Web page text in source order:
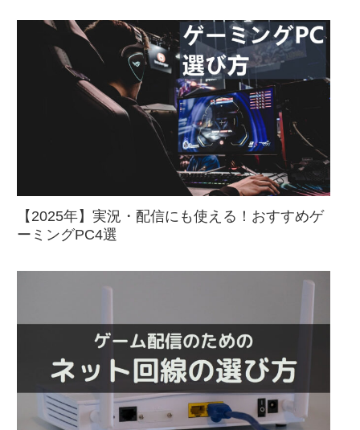
【2025年】実況・配信にも使える！おすすめゲ
ーミングPC4選